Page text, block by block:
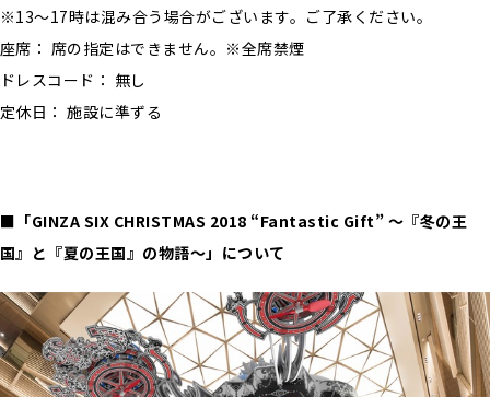
※13〜17時は混み合う場合がございます。ご了承ください。
座席： 席の指定はできません。※全席禁煙
ドレスコード： 無し
定休日： 施設に準ずる
■「GINZA SIX CHRISTMAS 2018 “Fantastic Gift” 〜『冬の王
国』と『夏の王国』の物語〜」について